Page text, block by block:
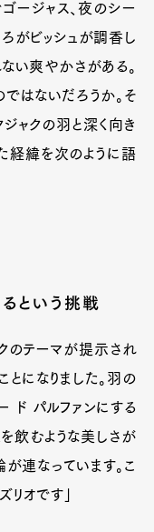
ージャス、夜のシー
がビッシュが調香し
い爽やかさがある。
はないだろうか。そ
ャクの羽と深く向き
経緯を次のように語
という挑戦
クのテーマが提示され
とになりました。羽の
ド パルファンにする
飲むような美しさが
が連なっています。こ
オです」